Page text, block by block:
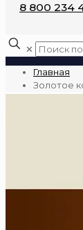
8 800 234
✕
Главная
Золотое